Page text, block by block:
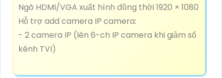
Ngõ HDMI/VGA xuất hình đồng thời 1920 × 1080
Hỗ trợ add camera IP camera:
- 2 camera IP (lên 6-ch IP camera khi giảm số
kênh TVI)